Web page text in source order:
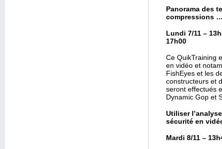
Panorama des
compressions
Lundi 7/11 –
17h00
Ce QuikTraining
en vidéo et
FishEyes et les
constructeurs et
seront effectués
Dynamic Gop et
Utiliser
sécurité en
Mardi 8/11 –